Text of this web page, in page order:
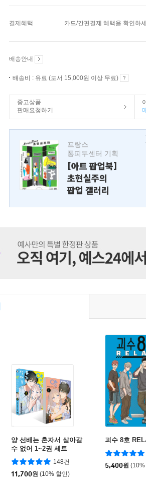
결제혜택 카드/간편결제 혜택을 확인하
배송안내
배송비 : 유료 (도서 15,000원 이상 무료)
중고상품
판매요청하기
프랑스
퐁피두센터 기획
[아트 팝업북]
초현실주의
팝업 갤러리
양 선배는 혼자서 살아갈
수 없어 1~2권 세트
148건
11,700원 (10% 할인)
괴수 8호
5,400원 (10%